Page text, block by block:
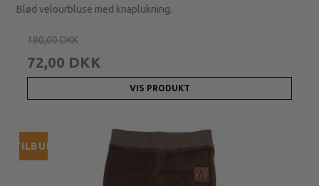
Blød velourbluse med knaplukning.
180,00 DKK
72,00 DKK
VIS PRODUKT
TILBUD